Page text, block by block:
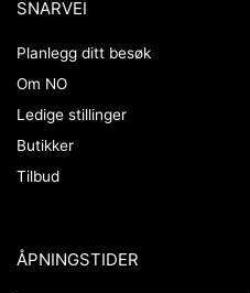
SNARVEI
Planlegg ditt besøk
Om NO
Ledige stillinger
Butikker
Tilbud
ÅPNINGSTIDER​